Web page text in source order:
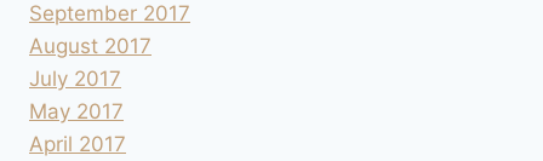
September 2017
August 2017
July 2017
May 2017
April 2017